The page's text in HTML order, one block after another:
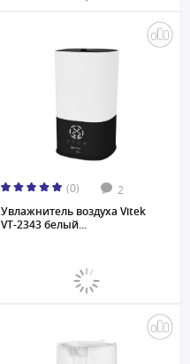
(0) 2
Увлажнитель воздуха Vitek
VT-2343 белый...